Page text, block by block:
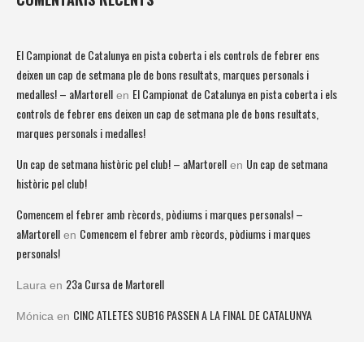
El Campionat de Catalunya en pista coberta i els controls de febrer ens
deixen un cap de setmana ple de bons resultats, marques personals i
medalles! – aMartorell en El Campionat de Catalunya en pista coberta i els
controls de febrer ens deixen un cap de setmana ple de bons resultats,
marques personals i medalles!
Un cap de setmana històric pel club! – aMartorell en Un cap de setmana
històric pel club!
Comencem el febrer amb rècords, pòdiums i marques personals! –
aMartorell en Comencem el febrer amb rècords, pòdiums i marques
personals!
Laura en 23a Cursa de Martorell
Mónica en CINC ATLETES SUB16 PASSEN A LA FINAL DE CATALUNYA